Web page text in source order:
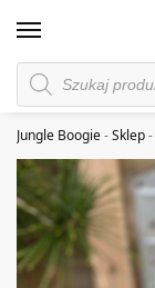
Jungle Boogie-Sklep-